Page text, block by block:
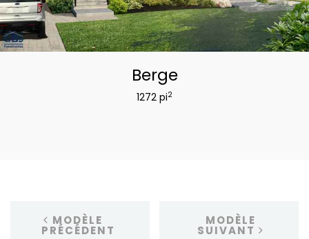
Berge
1272 pi2
MODÈLE
PRÉCÉDENT
MODÈLE
SUIVANT